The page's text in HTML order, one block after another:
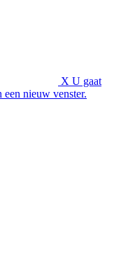
X U gaat
een nieuw venster.